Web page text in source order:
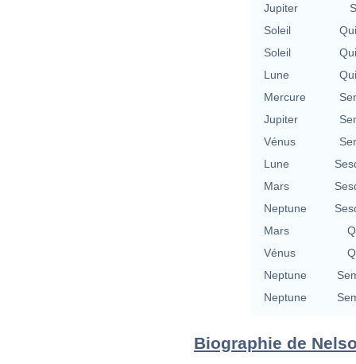
Jupiter
Soleil
Soleil
Lune
Mercure
Jupiter
Vénus
Lune
Mars
Neptune
Mars
Vénus
Neptune
Neptune
Biographie de